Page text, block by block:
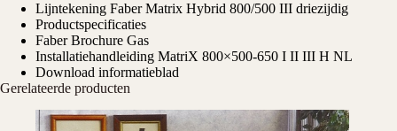
Lijntekening Faber Matrix Hybrid 800/500 III driezijdig
Productspecificaties
Faber Brochure Gas
Installatiehandleiding MatriX 800×500-650 I II III H NL
Download informatieblad
Gerelateerde producten